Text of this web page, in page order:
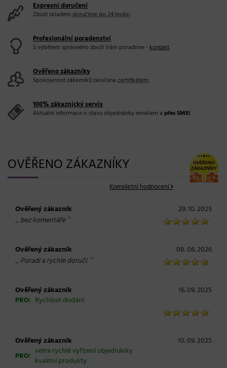
Expresní doručení
Zboží skladem doručíme do 24 hodin.
Profesionální poradenství
S výběrem správného zboží Vám poradíme -kontakt.
Ověřeno zákazníky
Spokojenost zákazníků zaručena certifikátem.
100% zákaznický servis
Aktuální informace o stavu objednávky emailem a přes SMS!
OVĚŘENO ZÁKAZNÍKY
Kompletní hodnocení
Ověřený zákazník 29. 10. 2025
„ bez komentáře“
Ověřený zákazník 08. 06. 2026
„ Poradí a rychle doručí.“
Ověřený zákazník
16. 09. 2025
PRO: Rychlost dodání
Ověřený zákazník
10. 09. 2025
PRO: velmi rychlé vyřízení objednávky
kvalitní produkty